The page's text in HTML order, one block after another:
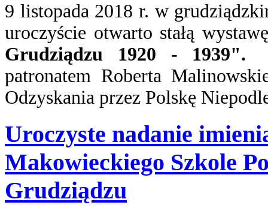
9 listopada 2018 r. w
uroczyście otwarto stałą wystawę
Grudziądzu 1920 -
patronatem Roberta
Odzyskania przez Polskę
Uroczyste nadanie
Makowieckiego Szkole
Grudziądzu